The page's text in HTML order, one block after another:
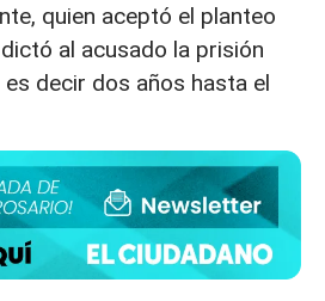
quien aceptó el planteo
al acusado la prisión
decir dos años hasta el